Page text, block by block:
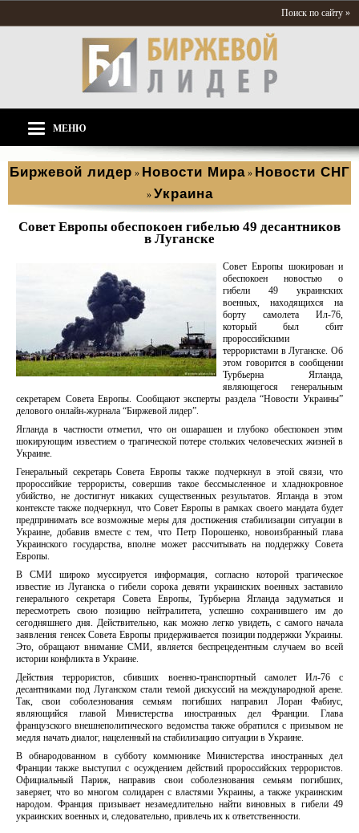
Поиск по сайту »
МЕНЮ
Биржевой лидер » Новости Мира » Новости СНГ
» Украина
Совет Европы обеспокоен гибелью 49 десантников
в Луганске
Совет Европы шокирован и
обеспокоен новостью о
гибели 49 украинских
военных, находящихся на
борту самолета Ил-76,
который был сбит
пророссийскими
террористами в Луганске. Об
этом говорится в сообщении
Турбьерна Ягланда,
являющегося генеральным
секретарем Совета Европы. Сообщают эксперты раздела “Новости Украины”
делового онлайн-журнала “Биржевой лидер”.
Ягланда в частности отметил, что он ошарашен и глубоко обеспокоен этим
шокирующим известием о трагической потере стольких человеческих жизней в
Украине.
Генеральный секретарь Совета Европы также подчеркнул в этой связи, что
пророссийкие террористы, совершив такое бессмысленное и хладнокровное
убийство, не достигнут никаких существенных результатов. Ягланда в этом
контексте также подчеркнул, что Совет Европы в рамках своего мандата будет
предпринимать все возможные меры для достижения стабилизации ситуации в
Украине, добавив вместе с тем, что Петр Порошенко, новоизбранный глава
Украинского государства, вполне может рассчитывать на поддержку Совета
Европы.
В СМИ широко муссируется информация, согласно которой трагическое
известие из Луганска о гибели сорока девяти украинских военных заставило
генерального секретаря Совета Европы, Турбьерна Ягланда задуматься и
пересмотреть свою позицию нейтралитета, успешно сохранившего им до
сегодняшнего дня. Действительно, как можно легко увидеть, с самого начала
заявления генсек Совета Европы придерживается позиции поддержки Украины.
Это, обращают внимание СМИ, является беспрецедентным случаем во всей
истории конфликта в Украине.
Действия террористов, сбивших военно-транспортный самолет Ил-76 с
десантниками под Луганском стали темой дискуссий на международной арене.
Так, свои соболезнования семьям погибших направил Лоран Фабиус,
являющийся главой Министерства иностранных дел Франции. Глава
французского внешнеполитического ведомства также обратился с призывом не
медля начать диалог, нацеленный на стабилизацию ситуации в Украине.
В обнародованном в субботу коммюнике Министерства иностранных дел
Франции также выступил с осуждением действий пророссийских террористов.
Официальный Париж, направив свои соболезнования семьям погибших,
заверяет, что во многом солидарен с властями Украины, а также украинским
народом. Франция призывает незамедлительно найти виновных в гибели 49
украинских военных и, следовательно, привлечь их к ответственности.